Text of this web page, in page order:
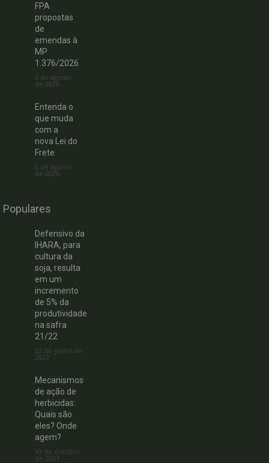
FPA
propostas
de
emendas à
MP
1.376/2026
6 de agosto
de 2026
Entenda o
que muda
com a
nova Lei do
Frete
6 de agosto
de 2026
Populares
Defensivo da
IHARA, para
cultura da
soja, resulta
em um
incremento
de 5% da
produtividade
na safra
21/22
22 de junho de
2022
Mecanismos
de ação de
herbicidas:
Quais são
eles? Onde
agem?
30 de outubro
de 2023